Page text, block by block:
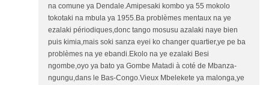
na comune ya Dendale.Amipesaki kombo ya 55 mokolo
tokotaki na mbula ya 1955.Ba problèmes mentaux na ye
ezalaki périodiques,donc tango mosusu azalaki naye bien
puis kimia,mais soki sanza eyei ko changer quartier,ye pe ba
problèmes na ye ebandi.Ekolo na ye ezalaki Besi
ngombe,oyo ya bato ya Gombe Matadi à coté de Mbanza-
ngungu,dans le Bas-Congo.Vieux Mbelekete ya malonga,ye